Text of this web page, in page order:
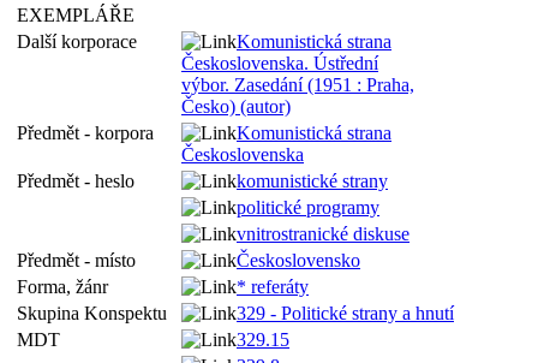
EXEMPLÁŘE
Další korporace
Komunistická strana
Československa. Ústřední
výbor. Zasedání (1951 : Praha,
Česko) (autor)
Předmět - korpora
Komunistická strana
Československa
Předmět - heslo
komunistické strany
politické programy
vnitrostranické diskuse
Předmět - místo
Československo
Forma, žánr
* referáty
Skupina Konspektu
329 - Politické strany a hnutí
MDT
329.15